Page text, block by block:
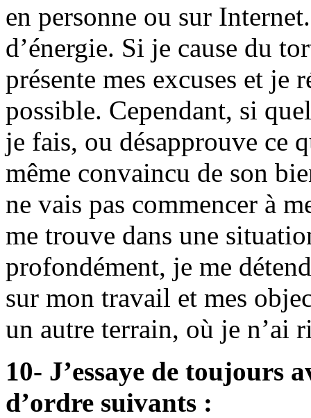
en personne ou sur
d’énergie. Si je cause du
présente mes excuses et je
possible. Cependant, si
je fais, ou désapprouve ce
même convaincu de son
ne vais pas commencer à
me trouve dans une
profondément, je me
sur mon travail et mes
un autre terrain, où je n’ai
10- J’essaye de toujours
d’ordre suivants :